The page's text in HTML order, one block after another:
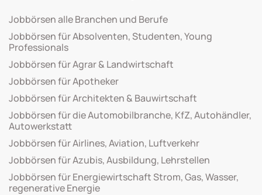
Jobbörsen alle Branchen und Berufe
Jobbörsen für Absolventen, Studenten, Young
Professionals
Jobbörsen für Agrar & Landwirtschaft
Jobbörsen für Apotheker
Jobbörsen für Architekten & Bauwirtschaft
Jobbörsen für die Automobilbranche, KfZ, Autohändler,
Autowerkstatt
Jobbörsen für Airlines, Aviation, Luftverkehr
Jobbörsen für Azubis, Ausbildung, Lehrstellen
Jobbörsen für Energiewirtschaft Strom, Gas, Wasser,
regenerative Energie